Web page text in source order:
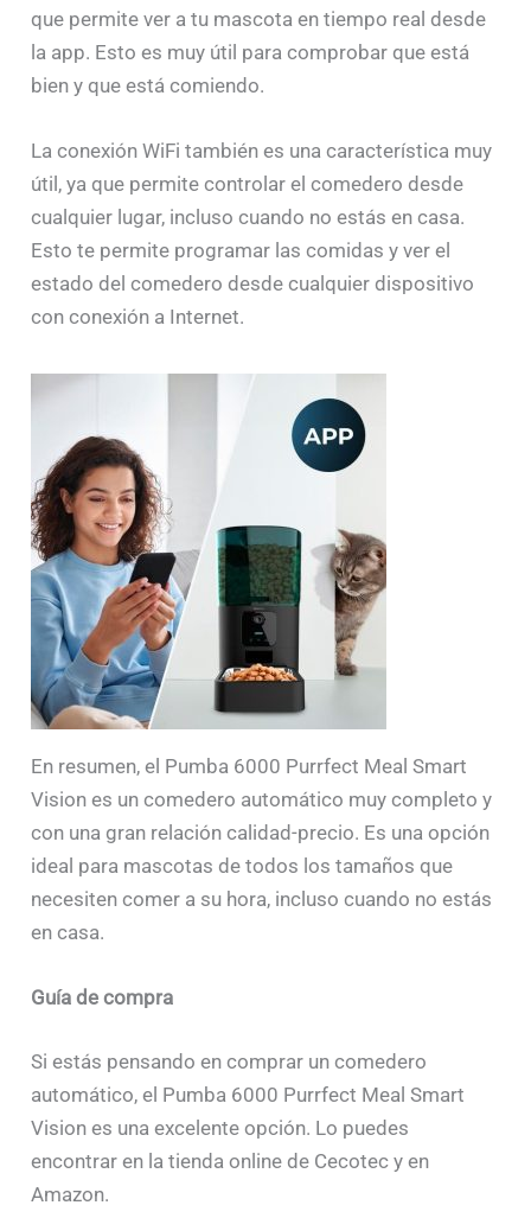
que permite ver a tu mascota en tiempo real desde
la app. Esto es muy útil para comprobar que está
bien y que está comiendo.
La conexión WiFi también es una característica muy
útil, ya que permite controlar el comedero desde
cualquier lugar, incluso cuando no estás en casa.
Esto te permite programar las comidas y ver el
estado del comedero desde cualquier dispositivo
con conexión a Internet.
En resumen, el Pumba 6000 Purrfect Meal Smart
Vision es un comedero automático muy completo y
con una gran relación calidad-precio. Es una opción
ideal para mascotas de todos los tamaños que
necesiten comer a su hora, incluso cuando no estás
en casa.
Guía de compra
Si estás pensando en comprar un comedero
automático, el Pumba 6000 Purrfect Meal Smart
Vision es una excelente opción. Lo puedes
encontrar en la tienda online de Cecotec y en
Amazon.